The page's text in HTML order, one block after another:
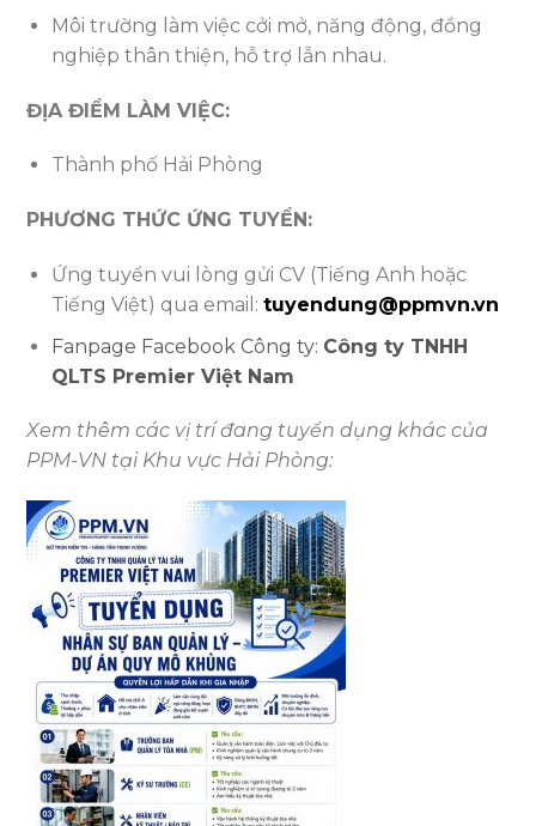
Môi trường làm việc cởi mở, năng động, đồng
nghiệp thân thiện, hỗ trợ lẫn nhau.
ĐỊA ĐIỂM LÀM VIỆC:
Thành phố Hải Phòng
PHƯƠNG THỨC ỨNG TUYỂN:
Ứng tuyển vui lòng gửi CV (Tiếng Anh hoặc
Tiếng Việt) qua email:tuyendung@ppmvn.vn
Fanpage Facebook Công ty: Công ty TNHH
QLTS Premier Việt Nam
Xem thêm các vị trí đang tuyển dụng khác của
PPM-VN tại Khu vực Hải Phòng: